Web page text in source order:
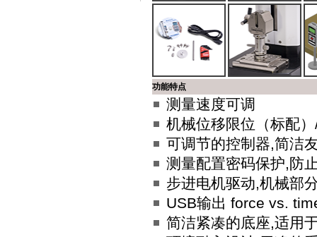
功能特点
测量速度可调
机械位移限位（标配
可调节的控制器,简洁
测量配置密码保护,防
步进电机驱动,机械部
USB输出 force vs.
简洁紧凑的底座,适用